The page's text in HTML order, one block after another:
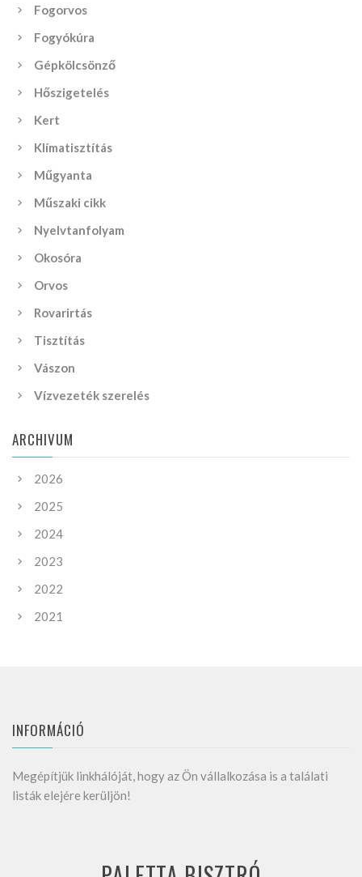
Fogorvos
Fogyókúra
Gépkölcsönző
Hőszigetelés
Kert
Klímatisztítás
Műgyanta
Műszaki cikk
Nyelvtanfolyam
Okosóra
Orvos
Rovarirtás
Tisztítás
Vászon
Vízvezeték szerelés
ARCHIVUM
2026
2025
2024
2023
2022
2021
INFORMÁCIÓ
Megépítjük linkhálóját, hogy az Ön vállalkozása is a találati
listák elejére kerüljön!